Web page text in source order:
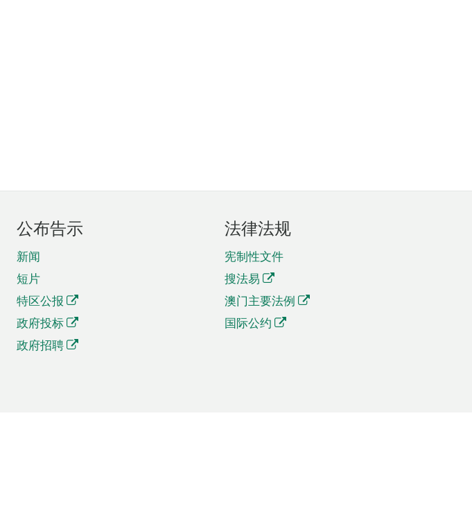
公布告示
新闻
短片
特区公报
政府投标
政府招聘
法律法规
宪制性文件
搜法易
澳门主要法例
国际公约